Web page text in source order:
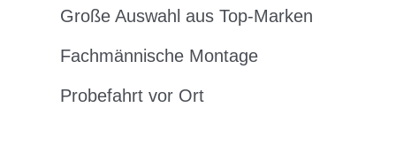
Große Auswahl aus Top-Marken
Fachmännische Montage
Probefahrt vor Ort